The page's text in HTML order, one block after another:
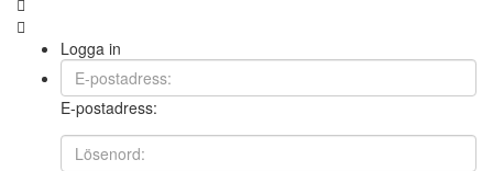
Logga in
E-postadress: